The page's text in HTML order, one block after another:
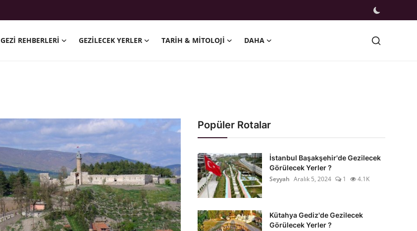
GEZI REHBERLERI GEZILECEK YERLER TARIH & MITOLOJI DAHA
Popüler Rotalar
İstanbul Başakşehir'de Gezilecek
Görülecek Yerler ?
Seyyah Aralık 5, 2024 1 4.1K
Kütahya Gediz'de Gezilecek
Görülecek Yerler ?